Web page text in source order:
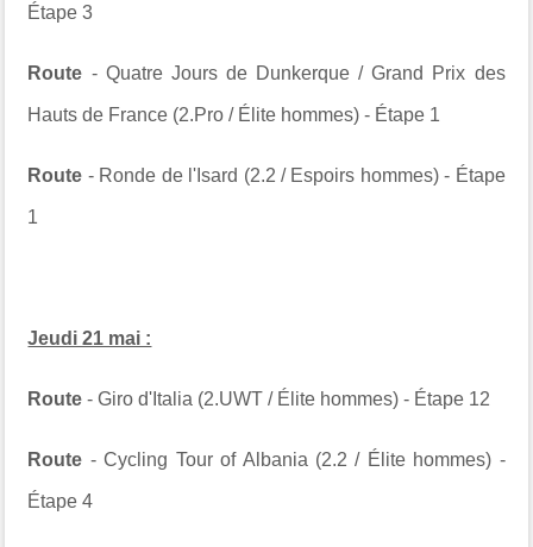
Étape 3
Route - Quatre Jours de Dunkerque / Grand Prix des
Hauts de France (2.Pro / Élite hommes) - Étape 1
Route - Ronde de l'Isard (2.2 / Espoirs hommes) - Étape
1
Jeudi 21 mai :
Route- Giro d'Italia (2.UWT / Élite hommes) - Étape 12
Route - Cycling Tour of Albania (2.2 / Élite hommes) -
Étape 4